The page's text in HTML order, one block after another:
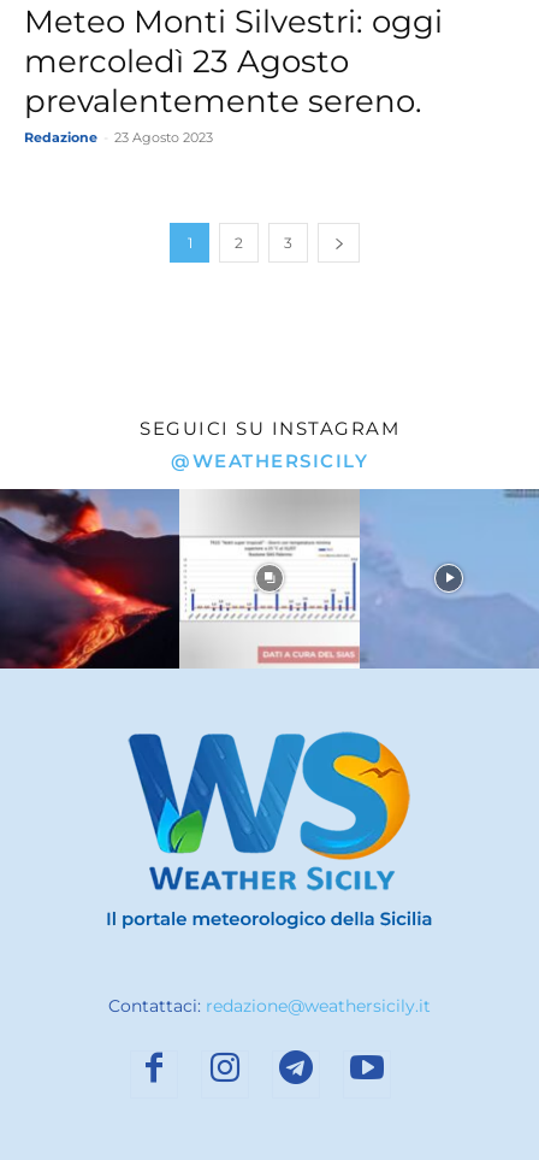
Meteo Monti Silvestri: oggi
mercoledì 23 Agosto
prevalentemente sereno.
Redazione 23 Agosto 2023
1 2 3
SEGUICI SU INSTAGRAM
@WEATHERSICILY
Contattaci: redazione@weathersicily.it